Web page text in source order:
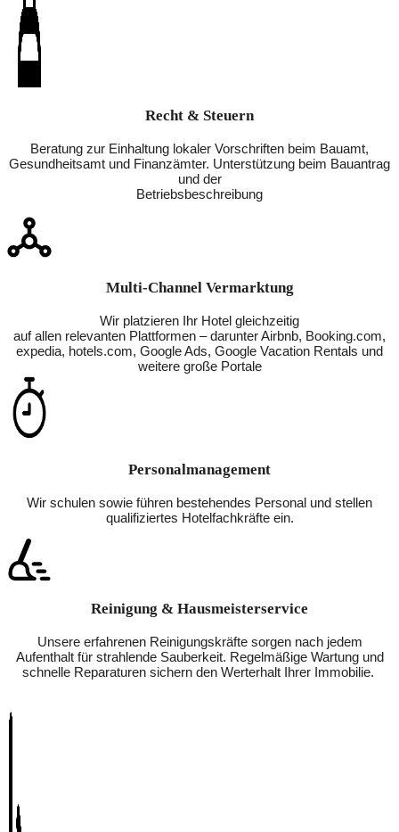
Recht & Steuern
Beratung zur Einhaltung lokaler Vorschriften beim Bauamt,
Gesundheitsamt und Finanzämter. Unterstützung beim Bauantrag
und der
Betriebsbeschreibung
Multi-Channel Vermarktung
Wir platzieren Ihr Hotel gleichzeitig
auf allen relevanten Plattformen – darunter Airbnb, Booking.com,
expedia, hotels.com, Google Ads, Google Vacation Rentals und
weitere große Portale
Personalmanagement
Wir schulen sowie führen bestehendes Personal und stellen
qualifiziertes Hotelfachkräfte ein.
Reinigung & Hausmeisterservice
Unsere erfahrenen Reinigungskräfte sorgen nach jedem
Aufenthalt für strahlende Sauberkeit. Regelmäßige Wartung und
schnelle Reparaturen sichern den Werterhalt Ihrer Immobilie.